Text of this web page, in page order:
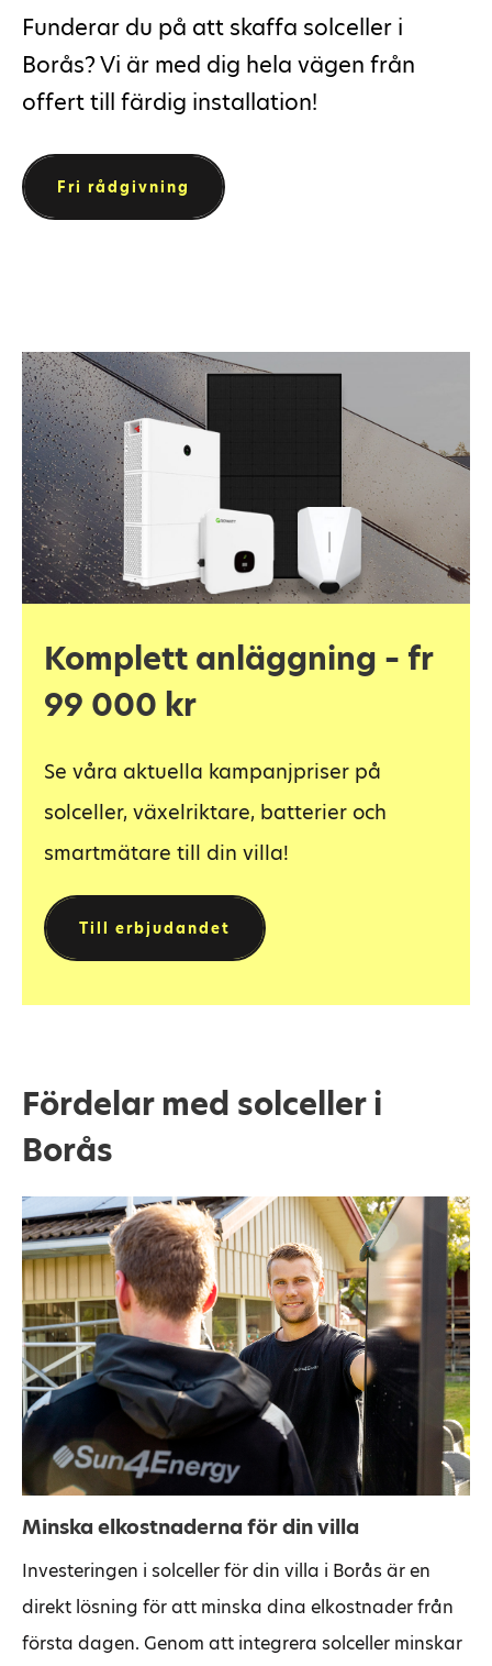
Funderar du på att skaffa solceller i
Borås? Vi är med dig hela vägen från
offert till färdig installation!
Fri rådgivning
Komplett anläggning – fr
99 000 kr
Se våra aktuella kampanjpriser på
solceller, växelriktare, batterier och
smartmätare till din villa!
Till erbjudandet
Fördelar med solceller i
Borås
Minska elkostnaderna för din villa
Investeringen i solceller för din villa i Borås är en
direkt lösning för att minska dina elkostnader från
första dagen. Genom att integrera solceller minskar